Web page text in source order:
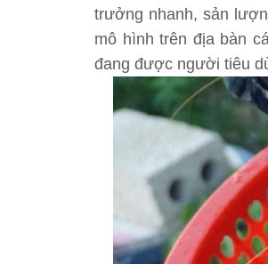
trưởng nhanh, sản
mô hình trên địa bàn
đang được người tiêu